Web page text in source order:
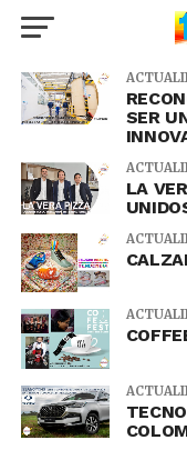
SER
LA